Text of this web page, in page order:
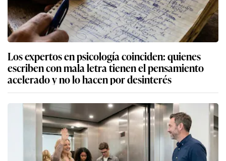
Los expertos en psicología coinciden: quienes
escriben con mala letra tienen el pensamiento
acelerado y no lo hacen por desinterés